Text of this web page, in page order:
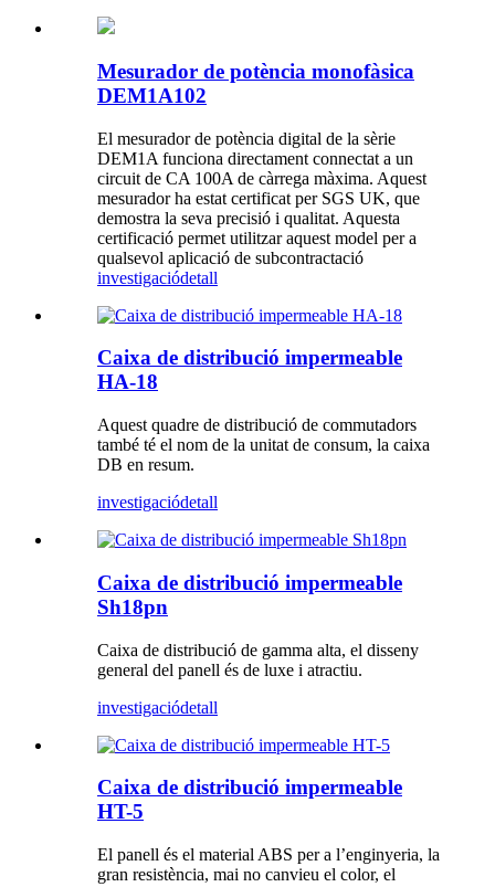
Mesurador de potència monofàsica
DEM1A102
El mesurador de potència digital de la sèrie
DEM1A funciona directament connectat a un
circuit de CA 100A de càrrega màxima. Aquest
mesurador ha estat certificat per SGS UK, que
demostra la seva precisió i qualitat. Aquesta
certificació permet utilitzar aquest model per a
qualsevol aplicació de subcontractació
investigaciódetall
Caixa de distribució impermeable
HA-18
Aquest quadre de distribució de commutadors
també té el nom de la unitat de consum, la caixa
DB en resum.
investigaciódetall
Caixa de distribució impermeable
Sh18pn
Caixa de distribució de gamma alta, el disseny
general del panell és de luxe i atractiu.
investigaciódetall
Caixa de distribució impermeable
HT-5
El panell és el material ABS per a l’enginyeria, la
gran resistència, mai no canvieu el color, el